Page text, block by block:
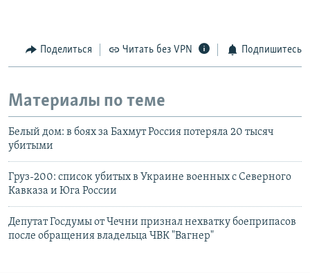
Поделиться Читать без VPN Подпишитесь
Материалы по теме
Белый дом: в боях за Бахмут Россия потеряла 20 тысяч
убитыми
Груз-200: список убитых в Украине военных с Северного
Кавказа и Юга России
Депутат Госдумы от Чечни признал нехватку боеприпасов
после обращения владельца ЧВК "Вагнер"